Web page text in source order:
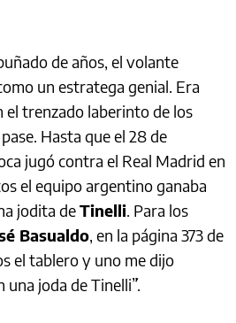
de años, el volante
un estratega genial. Era
el trenzado laberinto de los
Hasta que el 28 de
jugó contra el Real Madrid en
el equipo argentino ganaba
jodita deTinelli. Para los
Basualdo, en la página 373 de
el tablero y uno me dijo
una joda de Tinelli´”.